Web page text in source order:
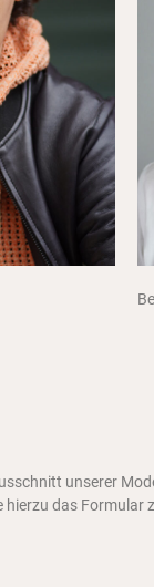
unserer
das Formular